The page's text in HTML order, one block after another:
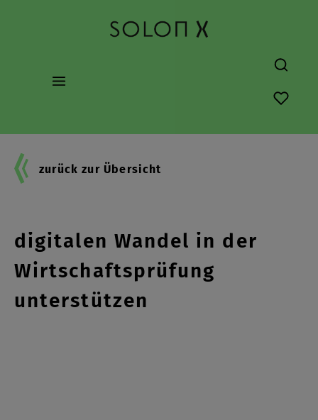
Du hast
zurück zur Übersicht
digitalen Wandel in der
Wirtschaftsprüfung
unterstützen